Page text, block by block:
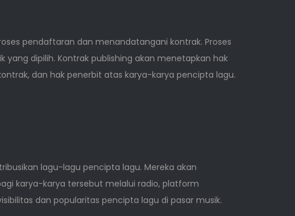
pendaftaran dan menandatangani kontrak. Proses
dipilih. Kontrak publishing akan menetapkan hak
dan hak penerbit atas karya-karya pencipta lagu.
lagu-lagu pencipta lagu. Mereka akan
karya-karya tersebut melalui radio, platform
dan popularitas pencipta lagu di pasar musik.